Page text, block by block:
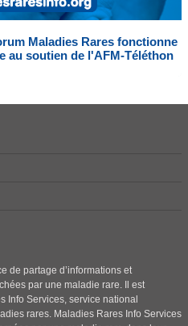
Maladies Rares fonctionne
au soutien de l'AFM-Téléthon
de partage d’informations et
par une maladie rare. Il est
Info Services, service national
rares. Maladies Rares Info Services